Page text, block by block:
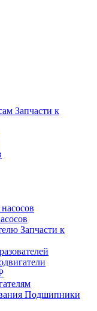
Запчасти к
Запчасти к
Подшипники